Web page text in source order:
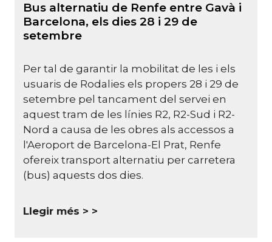
Bus alternatiu de Renfe entre Gavà i
Barcelona, els dies 28 i 29 de
setembre
Per tal de garantir la mobilitat de les i els
usuaris de Rodalies els propers 28 i 29 de
setembre pel tancament del servei en
aquest tram de les línies R2, R2-Sud i R2-
Nord a causa de les obres als accessos a
l'Aeroport de Barcelona-El Prat, Renfe
ofereix transport alternatiu per carretera
(bus) aquests dos dies.
Llegir més >